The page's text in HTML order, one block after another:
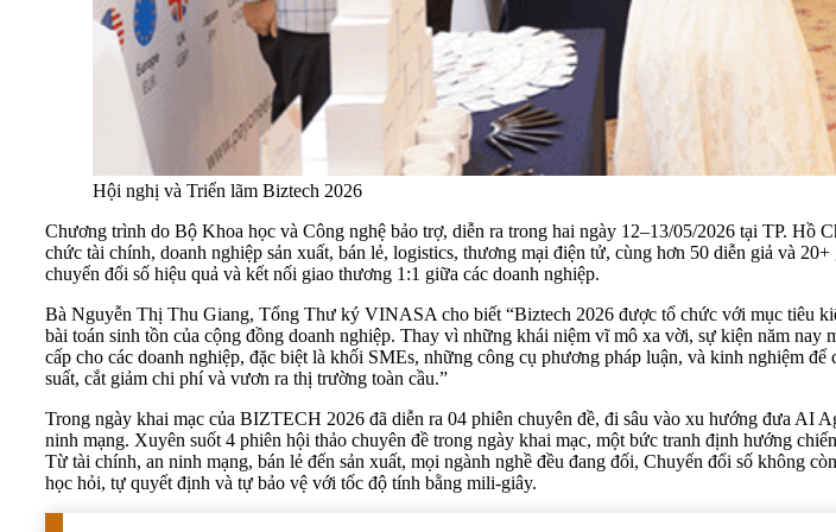
Hội nghị và Triển lãm Biztech 2026
Chương trình do Bộ Khoa học và Công nghệ bảo trợ, diễn ra trong hai ngày 12–13/05/2026 tại TP.
chức tài chính, doanh nghiệp sản xuất, bán lẻ, logistics, thương mại điện tử, cùng hơn 50 diễn giả và
chuyển đổi số hiệu quả và kết nối giao thương 1:1 giữa các doanh nghiệp.
Bà Nguyễn Thị Thu Giang, Tổng Thư ký VINASA cho biết “Biztech 2026 được tổ chức với mục tiêu
bài toán sinh tồn của cộng đồng doanh nghiệp. Thay vì những khái niệm vĩ mô xa vời, sự kiện năm
cấp cho các doanh nghiệp, đặc biệt là khối SMEs, những công cụ phương pháp luận, và kinh nghiệm
suất, cắt giảm chi phí và vươn ra thị trường toàn cầu.”
Trong ngày khai mạc của BIZTECH 2026 đã diễn ra 04 phiên chuyên đề, đi sâu vào xu hướng đưa AI
ninh mạng. Xuyên suốt 4 phiên hội thảo chuyên đề trong ngày khai mạc, một bức tranh định hướng
Từ tài chính, an ninh mạng, bán lẻ đến sản xuất, mọi ngành nghề đều đang đối, Chuyển đổi số không
học hỏi, tự quyết định và tự bảo vệ với tốc độ tính bằng mili-giây.